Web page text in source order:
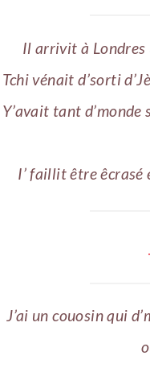
Il arrivit à Londres
Tchi vénait d’sorti
Y’avait tant d’monde
I’ faillit être êcrasé
J’ai un couosin qui